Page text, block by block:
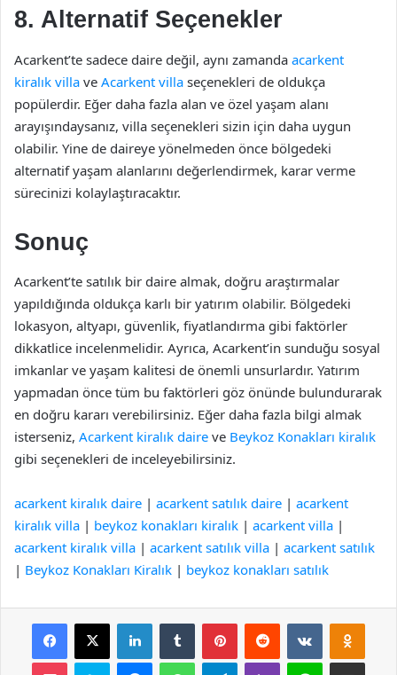
8. Alternatif Seçenekler
Acarkent’te sadece daire değil, aynı zamanda acarkent
kiralık villa ve Acarkent villa seçenekleri de oldukça
popülerdir. Eğer daha fazla alan ve özel yaşam alanı
arayışındaysanız, villa seçenekleri sizin için daha uygun
olabilir. Yine de daireye yönelmeden önce bölgedeki
alternatif yaşam alanlarını değerlendirmek, karar verme
sürecinizi kolaylaştıracaktır.
Sonuç
Acarkent’te satılık bir daire almak, doğru araştırmalar
yapıldığında oldukça karlı bir yatırım olabilir. Bölgedeki
lokasyon, altyapı, güvenlik, fiyatlandırma gibi faktörler
dikkatlice incelenmelidir. Ayrıca, Acarkent’in sunduğu sosyal
imkanlar ve yaşam kalitesi de önemli unsurlardır. Yatırım
yapmadan önce tüm bu faktörleri göz önünde bulundurarak
en doğru kararı verebilirsiniz. Eğer daha fazla bilgi almak
isterseniz, Acarkent kiralık daire ve Beykoz Konakları kiralık
gibi seçenekleri de inceleyebilirsiniz.
acarkent kiralık daire | acarkent satılık daire | acarkent
kiralık villa | beykoz konakları kiralık | acarkent villa |
acarkent kiralık villa | acarkent satılık villa | acarkent satılık
| Beykoz Konakları Kiralık | beykoz konakları satılık
Facebook
X LinkedInTumblr PinterestReddit VKontakte
Pocket Skype MessengerWhatsAppTelegramViber Line E-Posta ile